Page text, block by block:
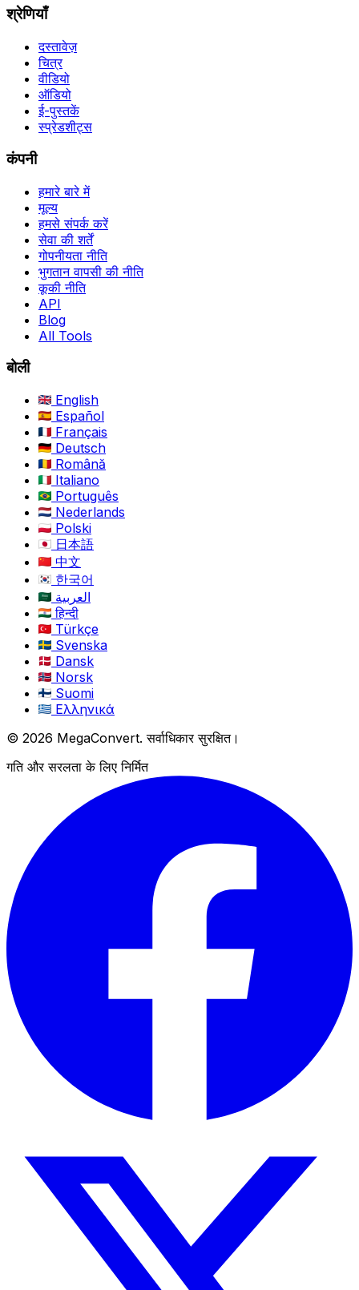
श्रेणियाँ
दस्तावेज़
चित्र
वीडियो
ऑडियो
ई-पुस्तकें
स्प्रेडशीट्स
कंपनी
हमारे बारे में
मूल्य
हमसे संपर्क करें
सेवा की शर्तें
गोपनीयता नीति
भुगतान वापसी की नीति
कूकी नीति
API
Blog
All Tools
बोली
English
Español
Français
Deutsch
Română
Italiano
Português
Nederlands
Polski
日本語
中文
한국어
العربية
हिन्दी
Türkçe
Svenska
Dansk
Norsk
Suomi
Ελληνικά
© 2026 MegaConvert. सर्वाधिकार सुरक्षित।
गति और सरलता के लिए निर्मित